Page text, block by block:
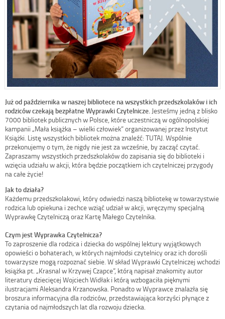
Już od października w naszej bibliotece na wszystkich przedszkolaków i ich
rodziców czekają bezpłatne Wyprawki Czytelnicze. Jesteśmy jedną z blisko
7000 bibliotek publicznych w Polsce, które uczestniczą w ogólnopolskiej
kampanii „Mała książka – wielki człowiek” organizowanej przez Instytut
Książki. Listę wszystkich bibliotek można znaleźć: TUTAJ. Wspólnie
przekonujemy o tym, że nigdy nie jest za wcześnie, by zacząć czytać.
Zapraszamy wszystkich przedszkolaków do zapisania się do biblioteki i
wzięcia udziału w akcji, która będzie początkiem ich czytelniczej przygody
na całe życie!
Jak to działa?
Każdemu przedszkolakowi, który odwiedzi naszą bibliotekę w towarzystwie
rodzica lub opiekuna i zechce wziąć udział w akcji, wręczymy specjalną
Wyprawkę Czytelniczą oraz Kartę Małego Czytelnika.
Czym jest Wyprawka Czytelnicza?
To zaproszenie dla rodzica i dziecka do wspólnej lektury wyjątkowych
opowieści o bohaterach, w których najmłodsi czytelnicy oraz ich dorośli
towarzysze mogą rozpoznać siebie. W skład Wyprawki Czytelniczej wchodzi
książka pt. „Krasnal w Krzywej Czapce”, którą napisał znakomity autor
literatury dziecięcej Wojciech Widłak i którą wzbogaciła pięknymi
ilustracjami Aleksandra Krzanowska. Ponadto w Wyprawce znalazła się
broszura informacyjna dla rodziców, przedstawiająca korzyści płynące z
czytania od najmłodszych lat dla rozwoju dziecka.